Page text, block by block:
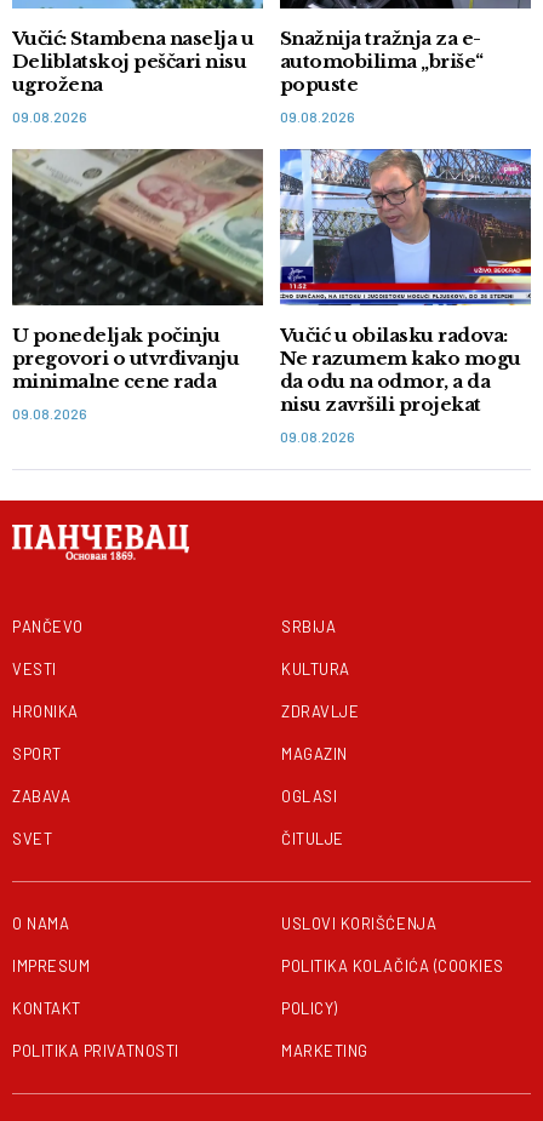
Vučić: Stambena naselja u
Deliblatskoj peščari nisu
ugrožena
09.08.2026
Snažnija tražnja za e-
automobilima „briše“
popuste
09.08.2026
U ponedeljak počinju
pregovori o utvrđivanju
minimalne cene rada
09.08.2026
Vučić u obilasku radova:
Ne razumem kako mogu
da odu na odmor, a da
nisu završili projekat
09.08.2026
PANČEVO
VESTI
HRONIKA
SPORT
ZABAVA
SVET
SRBIJA
KULTURA
ZDRAVLJE
MAGAZIN
OGLASI
ČITULJE
O NAMA
IMPRESUM
KONTAKT
POLITIKA PRIVATNOSTI
USLOVI KORIŠĆENJA
POLITIKA KOLAČIĆA (COOKIES
POLICY)
MARKETING